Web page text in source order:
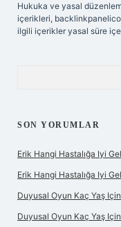
Hukuka ve yasal
içerikleri,
ilgili içerikler yasal süre
SON YORUMLAR
Erik Hangi Hastalığa Iyi
Erik Hangi Hastalığa Iyi
Duyusal Oyun Kaç Yaş
Duyusal Oyun Kaç Yaş